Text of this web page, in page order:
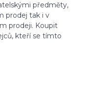
předměty,
prodej tak i v
prodeji. Koupit
kteří se tímto